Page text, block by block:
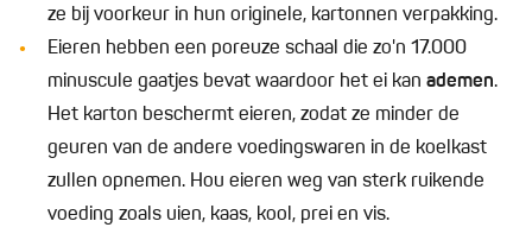
ze bij voorkeur in hun originele, kartonnen verpakking.
Eieren hebben een poreuze schaal die zo'n 17.000
minuscule gaatjes bevat waardoor het ei kan ademen.
Het karton beschermt eieren, zodat ze minder de
geuren van de andere voedingswaren in de koelkast
zullen opnemen. Hou eieren weg van sterk ruikende
voeding zoals uien, kaas, kool, prei en vis.